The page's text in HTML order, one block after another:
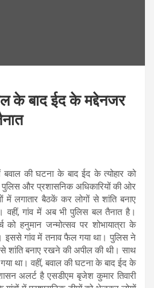
के बाद ईद के मद्देनजर
बवाल की घटना के बाद ईद के त्योहार को
पुलिस और प्रशासनिक अधिकारियों की ओर
लगातार बैठकें कर लोगों से शांति बनाए
गांव में अब भी पुलिस बल तैनात है।
को हनुमान जन्मोत्सव पर शोभायात्रा के
इससे गांव में तनाव फैल गया था। पुलिस ने
से शांति बनाए रखने की अपील की थी। साथ
था। वहीं, बवाल की घटना के बाद ईद के
अलर्ट है एसडीएम बृजेश कुमार तिवारी